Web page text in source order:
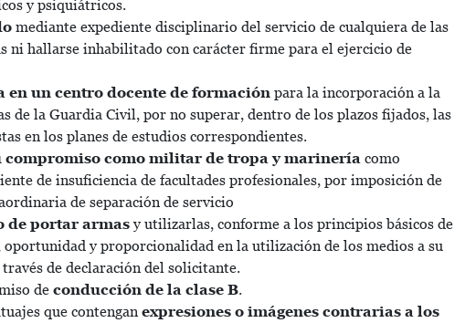
y psiquiátricos.
mediante expediente disciplinario del servicio de cualquiera de las
ni hallarse inhabilitado con carácter firme para el ejercicio de
en un centro docente de formación para la incorporación a la
de la Guardia Civil, por no superar, dentro de los plazos fijados, las
en los planes de estudios correspondientes.
compromiso como militar de tropa y marinería como
de insuficiencia de facultades profesionales, por imposición de
de separación de servicio
de portar armasy utilizarlas, conforme a los principios básicos de
oportunidad y proporcionalidad en la utilización de los medios a su
través de declaración del solicitante.
de conducción de la clase B.
que contengan expresiones o imágenes contrarias a los